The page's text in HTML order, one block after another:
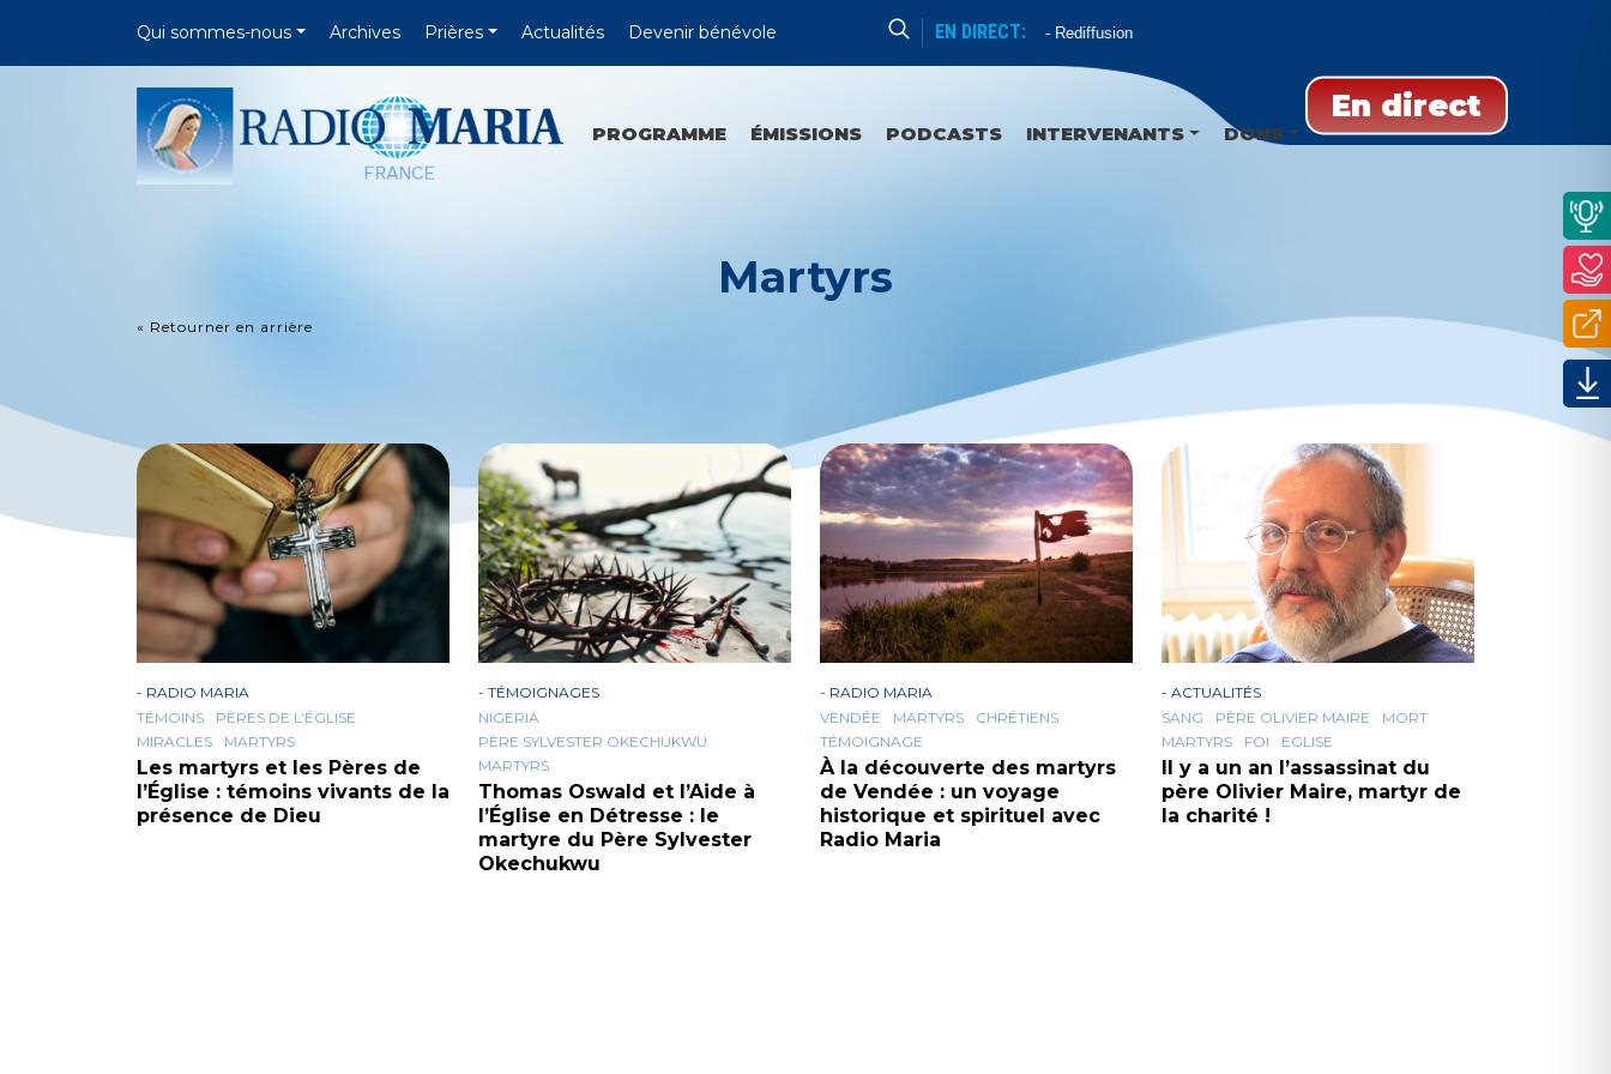
Qui sommes-nous Archives Prières Actualités Devenir bénévole EN DIRECT:
Enseignement Rediffusion
En direct
PROGRAMME ÉMISSIONS PODCASTS INTERVENANTS DONS
Martyrs
« Retourner en arrière
- RADIO MARIA
TÉMOINS
PÈRES DE L’ÉGLISE
MIRACLES
MARTYRS
Les martyrs et les Pères de
l’Église : témoins vivants de la
présence de Dieu
- TÉMOIGNAGES
NIGERIA
PÈRE SYLVESTER OKECHUKWU
MARTYRS
Thomas Oswald et l’Aide à
l’Église en Détresse : le
martyre du Père Sylvester
Okechukwu
- RADIO MARIA
VENDÉE
MARTYRS
CHRÉTIENS
TÉMOIGNAGE
À la découverte des martyrs
de Vendée : un voyage
historique et spirituel avec
Radio Maria
- ACTUALITÉS
SANG
PÈRE OLIVIER MAIRE
MORT
MARTYRS
FOI EGLISE
Il y a un an l’assassinat du
père Olivier Maire, martyr de
la charité !